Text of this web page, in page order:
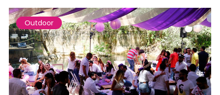
Outdoor